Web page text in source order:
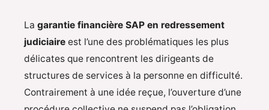
La garantie financière SAP en redressement
judiciaire est l’une des problématiques les plus
délicates que rencontrent les dirigeants de
structures de services à la personne en difficulté.
Contrairement à une idée reçue, l’ouverture d’une